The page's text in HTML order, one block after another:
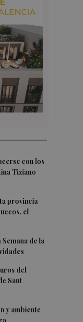
con los
Tiziano
provincia
el
de la
del
Sant
y ambiente